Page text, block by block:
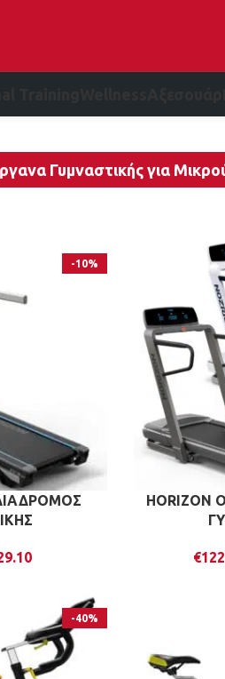
Γυμναστικής για
-10%
HORIZON
€
-40%